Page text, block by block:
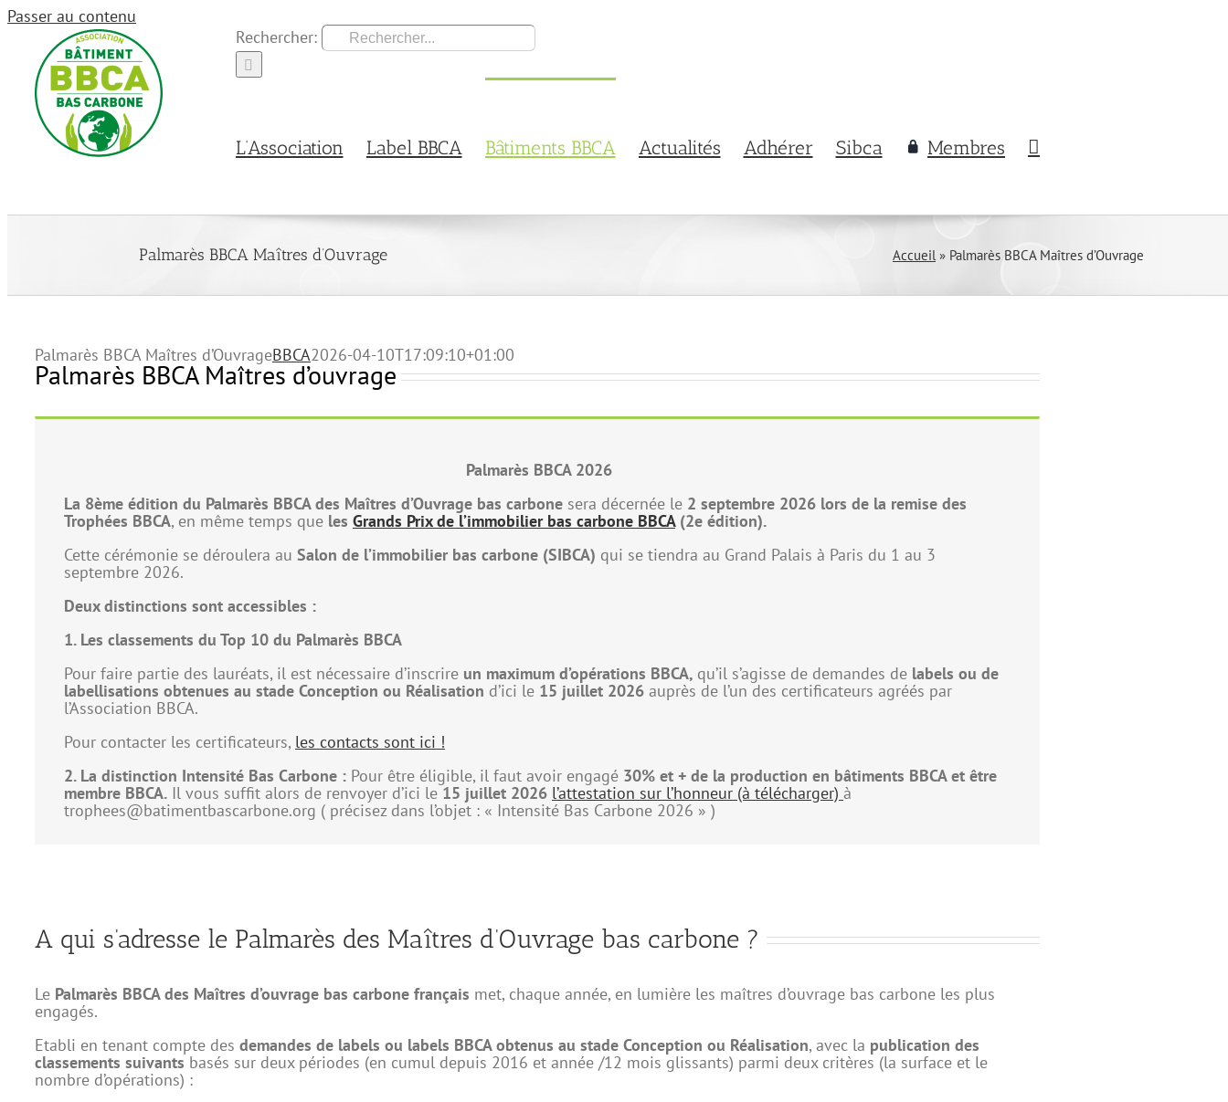
Passer au contenu
Rechercher:
L’Association Label BBCA Bâtiments BBCA Actualités Adhérer Sibca Membres
Palmarès BBCA Maîtres d’Ouvrage Accueil » Palmarès BBCA Maîtres d’Ouvrage
Palmarès BBCA Maîtres d’OuvrageBBCA2026-04-10T17:09:10+01:00
Palmarès BBCA Maîtres d’ouvrage
Palmarès BBCA 2026
La 8ème édition du Palmarès BBCA des Maîtres d’Ouvrage bas carbone sera décernée le 2 septembre 2026 lors de la remise des
Trophées BBCA, en même temps que les Grands Prix de l’immobilier bas carbone BBCA(2e édition).
Cette cérémonie se déroulera au Salon de l’immobilier bas carbone (SIBCA) qui se tiendra au Grand Palais à Paris du 1 au 3
septembre 2026.
Deux distinctions sont accessibles :
1. Les classements du Top 10 du Palmarès BBCA
Pour faire partie des lauréats, il est nécessaire d’inscrire un maximum d’opérations BBCA, qu’il s’agisse de demandes de labels ou de
labellisations obtenues au stade Conception ou Réalisation d’ici le 15 juillet 2026 auprès de l’un des certificateurs agréés par
l’Association BBCA.
Pour contacter les certificateurs, les contacts sont ici !
2. La distinction Intensité Bas Carbone : Pour être éligible, il faut avoir engagé 30% et + de la production en bâtiments BBCA et être
membre BBCA. Il vous suffit alors de renvoyer d’ici le 15 juillet 2026 l’attestation sur l’honneur (à télécharger) à
trophees@batimentbascarbone.org ( précisez dans l’objet : « Intensité Bas Carbone 2026 » )
A qui s’adresse le Palmarès des Maîtres d’Ouvrage bas carbone ?
Le Palmarès BBCA des Maîtres d’ouvrage bas carbone français met, chaque année, en lumière les maîtres d’ouvrage bas carbone les plus
engagés.
Etabli en tenant compte des demandes de labels ou labels BBCA obtenus au stade Conception ou Réalisation, avec la publication des
classements suivants basés sur deux périodes (en cumul depuis 2016 et année /12 mois glissants) parmi deux critères (la surface et le
nombre d’opérations) :